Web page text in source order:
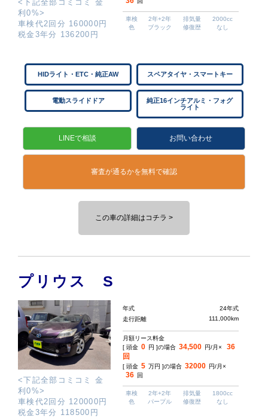
<下記全部コミコミ 金
利0%>
車検代2回分 160000円
税金3年分 136200円
車検 2年+2年 排気量
2000cc
色
ブラック 修復歴 なし
HIDライト・ETC・純正AW スペアタイヤ・スマートキー
電動スライドドア
純正16インチアルミ・フォグ
ライト
LINEで相談 お問い合わせ
審査が通るかを無料で確認
この車の詳細はコチラ >
プリウス S
<下記全部コミコミ 金
利0%>
車検代2回分 120000円
税金3年分 118500円
年式
24年式
走行距離
111,000km
月額リース料金
[ 頭金 0 円 ]の場合 34,500 円/月×
36
回
[ 頭金 5 万円 ]の場合 32000 円/月×
36 回
車検 2年+2年 排気量
1800cc
色
パープル 修復歴 なし